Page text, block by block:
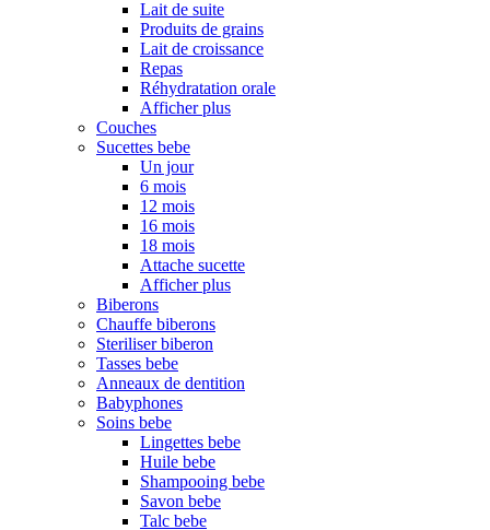
Lait de suite
Produits de grains
Lait de croissance
Repas
Réhydratation orale
Afficher plus
Couches
Sucettes bebe
Un jour
6 mois
12 mois
16 mois
18 mois
Attache sucette
Afficher plus
Biberons
Chauffe biberons
Steriliser biberon
Tasses bebe
Anneaux de dentition
Babyphones
Soins bebe
Lingettes bebe
Huile bebe
Shampooing bebe
Savon bebe
Talc bebe